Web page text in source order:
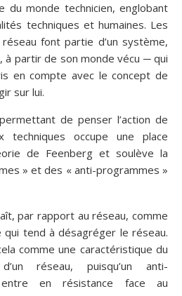
du monde technicien, englobant
techniques et humaines. Les
font partie d’un système,
à partir de son monde vécu ─ qui
en compte avec le concept de
sur lui.
de penser l’action de
techniques occupe une place
de Feenberg et soulève la
» et des « anti-programmes »
par rapport au réseau, comme
tend à désagréger le réseau.
comme une caractéristique du
réseau, puisqu’un anti-
entre en résistance face au